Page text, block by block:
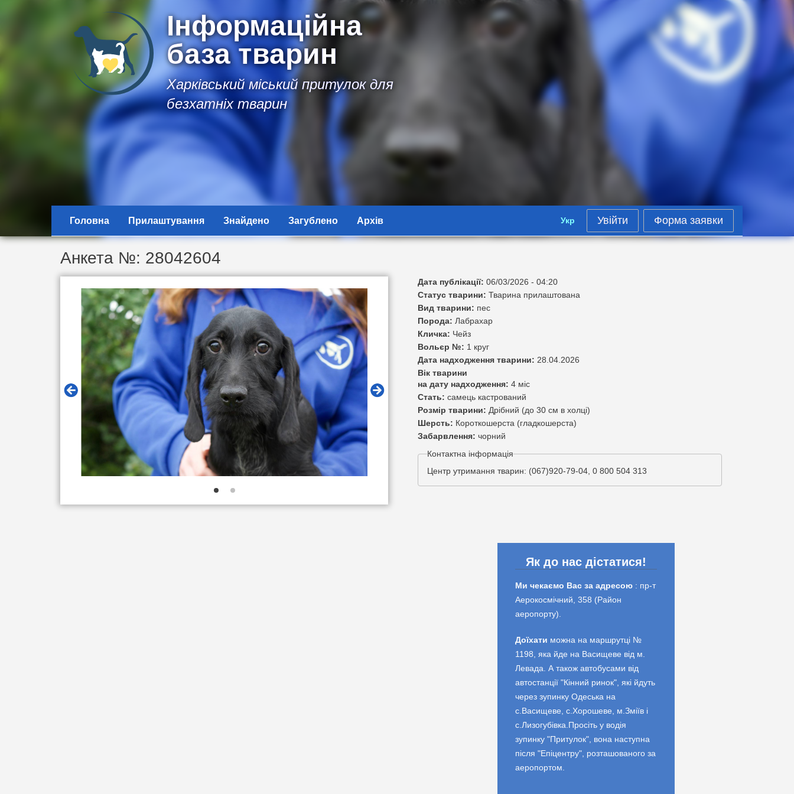
Інформаційна
база тварин
Харківський міський притулок для
безхатніх тварин
Головна Прилаштування Знайдено Загублено Архів Укр Увійти Форма заявки
Анкета №: 28042604
Дата публікації: 06/03/2026 - 04:20
Статус тварини: Тварина прилаштована
Вид тварини: пес
Порода: Лабрахар
Кличка: Чейз
Вольєр №: 1 круг
Дата надходження тварини: 28.04.2026
Вік тварини
на дату надходження: 4 міс
Стать: самець кастрований
Розмір тварини: Дрібний (до 30 см в холці)
Шерсть: Короткошерста (гладкошерста)
Забарвлення: чорний
Контактна інформація
Центр утримання тварин: (067)920-79-04, 0 800 504 313
Як до нас дістатися!
Ми чекаємо Вас за адресою : пр-т
Аерокосмічний, 358 (Район
аеропорту).
Доїхати можна на маршрутці №
1198, яка йде на Васищеве від м.
Левада. А також автобусами від
автостанції "Кінний ринок", які йдуть
через зупинку Одеська на
с.Васищеве, с.Хорошеве, м.Зміїв і
с.Лизогубівка.Просіть у водія
зупинку "Притулок", вона наступна
після "Епіцентру", розташованого за
аеропортом.